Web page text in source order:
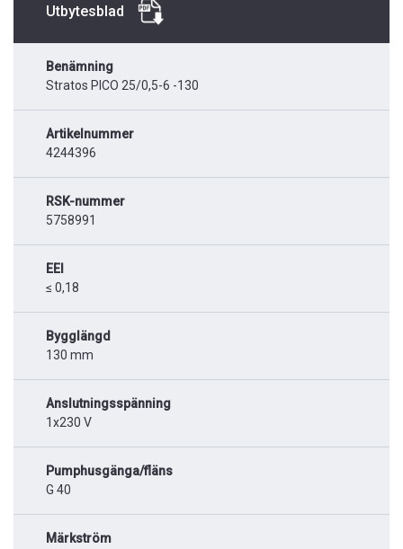
Utbytesblad
Benämning
Stratos PICO 25/0,5-6 -130
Artikelnummer
4244396
RSK-nummer
5758991
EEI
≤ 0,18
Bygglängd
130 mm
Anslutningsspänning
1x230 V
Pumphusgänga/fläns
G 40
Märkström